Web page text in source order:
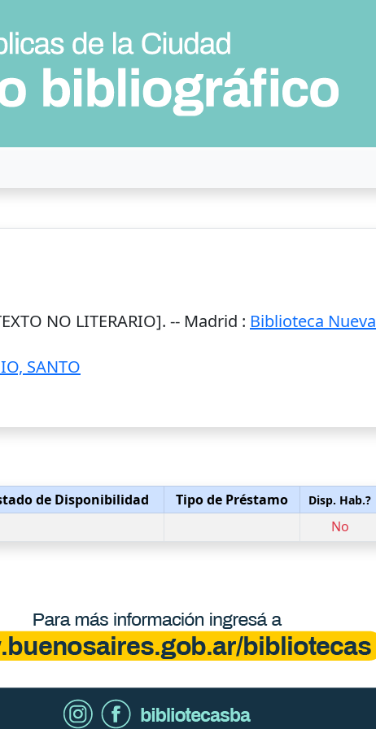
NO LITERARIO]. -- Madrid : Biblioteca Nueva
SANTO
de Disponibilidad Tipo de Préstamo Disp. Hab.?
No